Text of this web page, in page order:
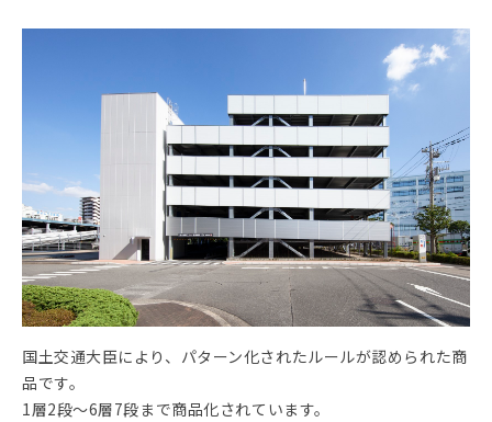
国土交通大臣により、パターン化されたルールが認められた商
品です。
1層2段～6層7段まで商品化されています。